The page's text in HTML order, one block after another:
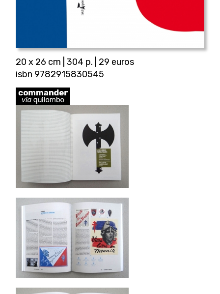
20 x 26 cm | 304 p. | 29 euros
isbn 9782915830545